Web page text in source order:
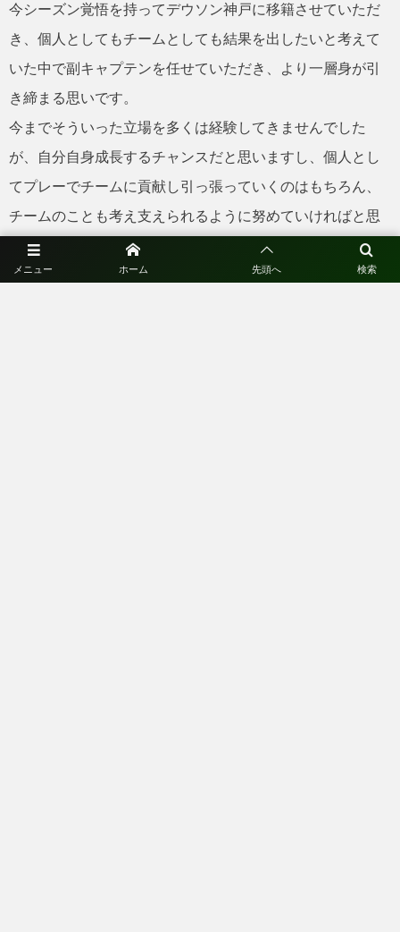
今シーズン覚悟を持ってデウソン神戸に移籍させていただ
き、個人としてもチームとしても結果を出したいと考えて
いた中で副キャプテンを任せていただき、より一層身が引
き締まる思いです。
今までそういった立場を多くは経験してきませんでした
が、自分自身成長するチャンスだと思いますし、個人とし
てプレーでチームに貢献し引っ張っていくのはもちろん、
チームのことも考え支えられるように努めていければと思
います。
引き続き応援よろしくお願いいたします。
メニュー 検索
ホーム 先頭へ